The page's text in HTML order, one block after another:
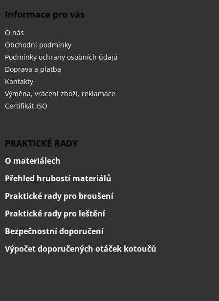
Informace pro vás
O nás
Obchodní podmínky
Podmínky ochrany osobních údajů
Doprava a platba
Kontakty
Výměna, vrácení zboží, reklamace
Certifikát ISO
PRAKTICKÉ RADY
O materiálech
Přehled hrubostí materiálů
Praktické rady pro broušení
Praktické rady pro leštění
Bezpečnostní doporučení
Výpočet doporučených otáček kotoučů